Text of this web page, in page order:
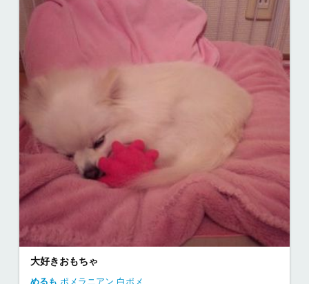
大好きおもちゃ
めるも ポメラニアン 白ポメ